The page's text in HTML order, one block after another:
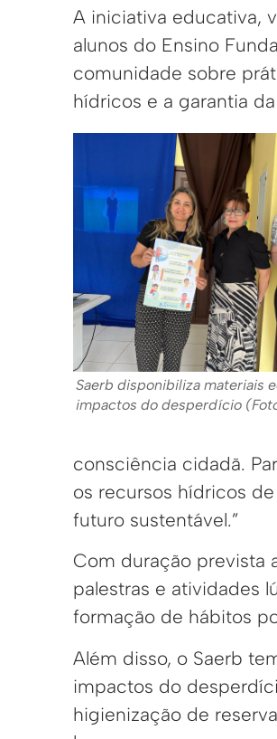
A iniciativa educativa,
alunos do Ensino
comunidade sobre
hídricos e a garantia
Saerb disponibiliza materiais
impactos do desperdício
consciência cidadã.
os recursos hídricos
futuro sustentável.”
Com duração prevista
palestras e atividades
formação de hábitos
Além disso, o Saerb
impactos do
higienização de